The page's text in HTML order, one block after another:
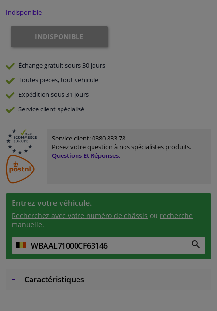
Promotions et réductions
Capteurs & électronique
Indisponible
INDISPONIBLE
Échange gratuitsours 30 jours
Toutes pièces, tout véhicule
Expédition sous 31 jours
Serviceclient spécialisé
Service client:0380 833 78
Posez votre question à nos spécialistes produits.
Questions Et Réponses.
Entrez votre véhicule.
Recherchez avec votre numéro de châssis ou recherche
manuelle.
Caractéristiques